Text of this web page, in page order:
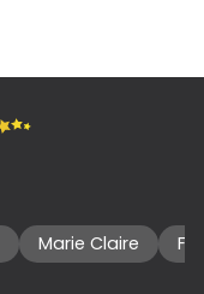
Marie Claire